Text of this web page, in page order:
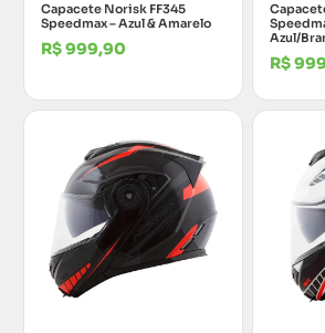
Capacete Norisk FF345
Speedmax – Azul & Amarelo
R$999,90
Azul/
R$